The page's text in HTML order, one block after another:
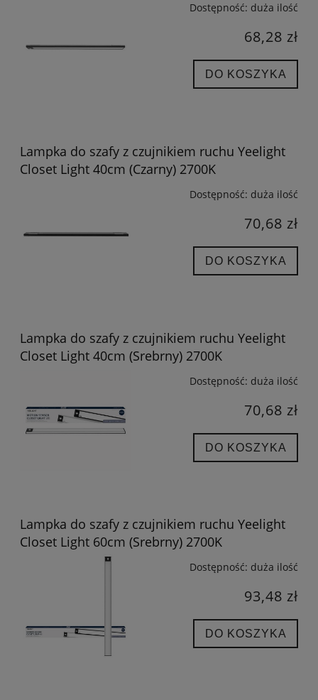
Dostępność: duża ilość
68,28 zł
DO KOSZYKA
Lampka do szafy z czujnikiem ruchu Yeelight
Closet Light 40cm (Czarny) 2700K
Dostępność: duża ilość
70,68 zł
DO KOSZYKA
Lampka do szafy z czujnikiem ruchu Yeelight
Closet Light 40cm (Srebrny) 2700K
Dostępność: duża ilość
70,68 zł
DO KOSZYKA
Lampka do szafy z czujnikiem ruchu Yeelight
Closet Light 60cm (Srebrny) 2700K
Dostępność: duża ilość
93,48 zł
DO KOSZYKA